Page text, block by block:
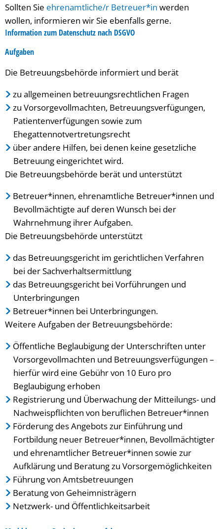
Sollten Sie ehrenamtliche/r Betreuer*in werden
wollen, informieren wir Sie ebenfalls gerne.
Information zum Datenschutz nach DSGVO
Aufgaben
Die Betreuungsbehörde informiert und berät
zu allgemeinen betreuungsrechtlichen Fragen
zu Vorsorgevollmachten, Betreuungsverfügungen,
Patientenverfügungen sowie zum
Ehegattennotvertretungsrecht
über andere Hilfen, bei denen keine gesetzliche
Betreuung eingerichtet wird.
Die Betreuungsbehörde berät und unterstützt
Betreuer*innen, ehrenamtliche Betreuer*innen und
Bevollmächtigte auf deren Wunsch bei der
Wahrnehmung ihrer Aufgaben.
Die Betreuungsbehörde unterstützt
das Betreuungsgericht im gerichtlichen Verfahren
bei der Sachverhaltsermittlung
das Betreuungsgericht bei Vorführungen und
Unterbringungen
Betreuer*innen bei Unterbringungen.
Weitere Aufgaben der Betreuungsbehörde:
Öffentliche Beglaubigung der Unterschriften unter
Vorsorgevollmachten und Betreuungsverfügungen –
hierfür wird eine Gebühr von 10 Euro pro
Beglaubigung erhoben
Registrierung und Überwachung der Mitteilungs- und
Nachweispflichten von beruflichen Betreuer*innen
Förderung des Angebots zur Einführung und
Fortbildung neuer Betreuer*innen, Bevollmächtigter
und ehrenamtlicher Betreuer*innen sowie zur
Aufklärung und Beratung zu Vorsorgemöglichkeiten
Führung von Amtsbetreuungen
Beratung von Geheimnisträgern
Netzwerk- und Öffentlichkeitsarbeit